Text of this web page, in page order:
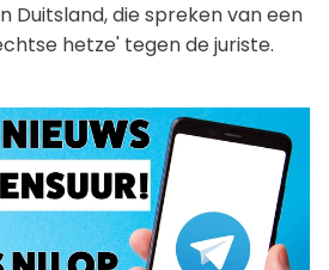
Duitsland, die spreken van een
hetze' tegen de juriste.